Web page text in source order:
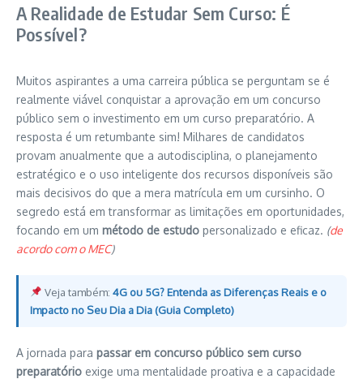
A Realidade de Estudar Sem Curso: É
Possível?
Muitos aspirantes a uma carreira pública se perguntam se é
realmente viável conquistar a aprovação em um concurso
público sem o investimento em um curso preparatório. A
resposta é um retumbante sim! Milhares de candidatos
provam anualmente que a autodisciplina, o planejamento
estratégico e o uso inteligente dos recursos disponíveis são
mais decisivos do que a mera matrícula em um cursinho. O
segredo está em transformar as limitações em oportunidades,
focando em um método de estudo personalizado e eficaz. (de
acordo com o MEC)
Veja também:4G ou 5G? Entenda as Diferenças Reais e o
Impacto no Seu Dia a Dia (Guia Completo)
A jornada para passar em concurso público sem curso
preparatório exige uma mentalidade proativa e a capacidade